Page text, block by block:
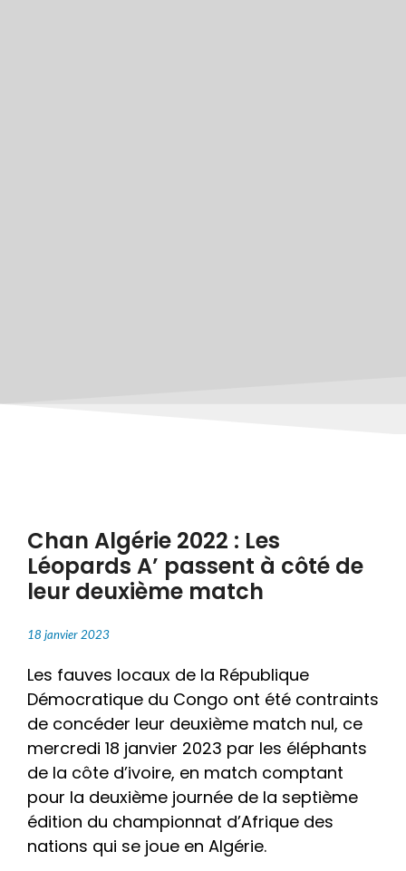
Chan Algérie 2022 : Les
Léopards A’ passent à côté de
leur deuxième match
18 janvier 2023
Les fauves locaux de la République
Démocratique du Congo ont été contraints
de concéder leur deuxième match nul, ce
mercredi 18 janvier 2023 par les éléphants
de la côte d’ivoire, en match comptant
pour la deuxième journée de la septième
édition du championnat d’Afrique des
nations qui se joue en Algérie.